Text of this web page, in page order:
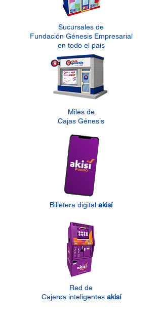
Sucursales de
Fundación Génesis Empresarial
en todo el país
Miles de
Cajas Génesis
Billetera digital akisí
Red de
Cajeros inteligentes akisí